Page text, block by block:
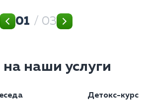
01 / 03
наши услуги
Детокс-курс